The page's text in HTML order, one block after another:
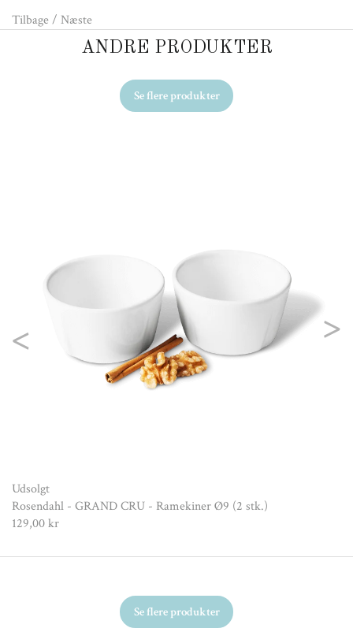
Tilbage/ Næste
ANDRE PRODUKTER
Se flere produkter
Previous
Udsolgt
Rosendahl - GRAND CRU - Ramekiner Ø9 (2 stk.)
129,00 kr
Se flere produkter